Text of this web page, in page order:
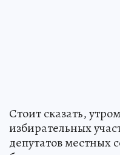
Стоит сказать,
избирательных
депутатов местных